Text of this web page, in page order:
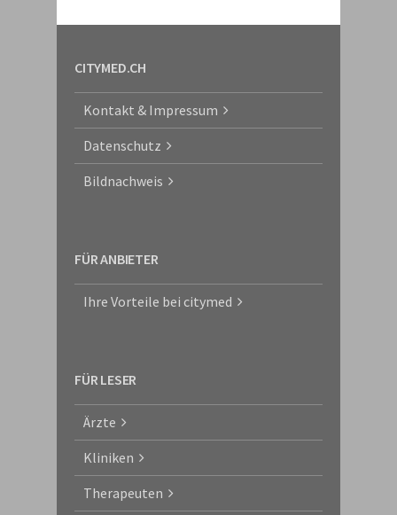
CITYMED.CH
Kontakt & Impressum
Datenschutz
Bildnachweis
FÜR ANBIETER
Ihre Vorteile bei citymed
FÜR LESER
Ärzte
Kliniken
Therapeuten